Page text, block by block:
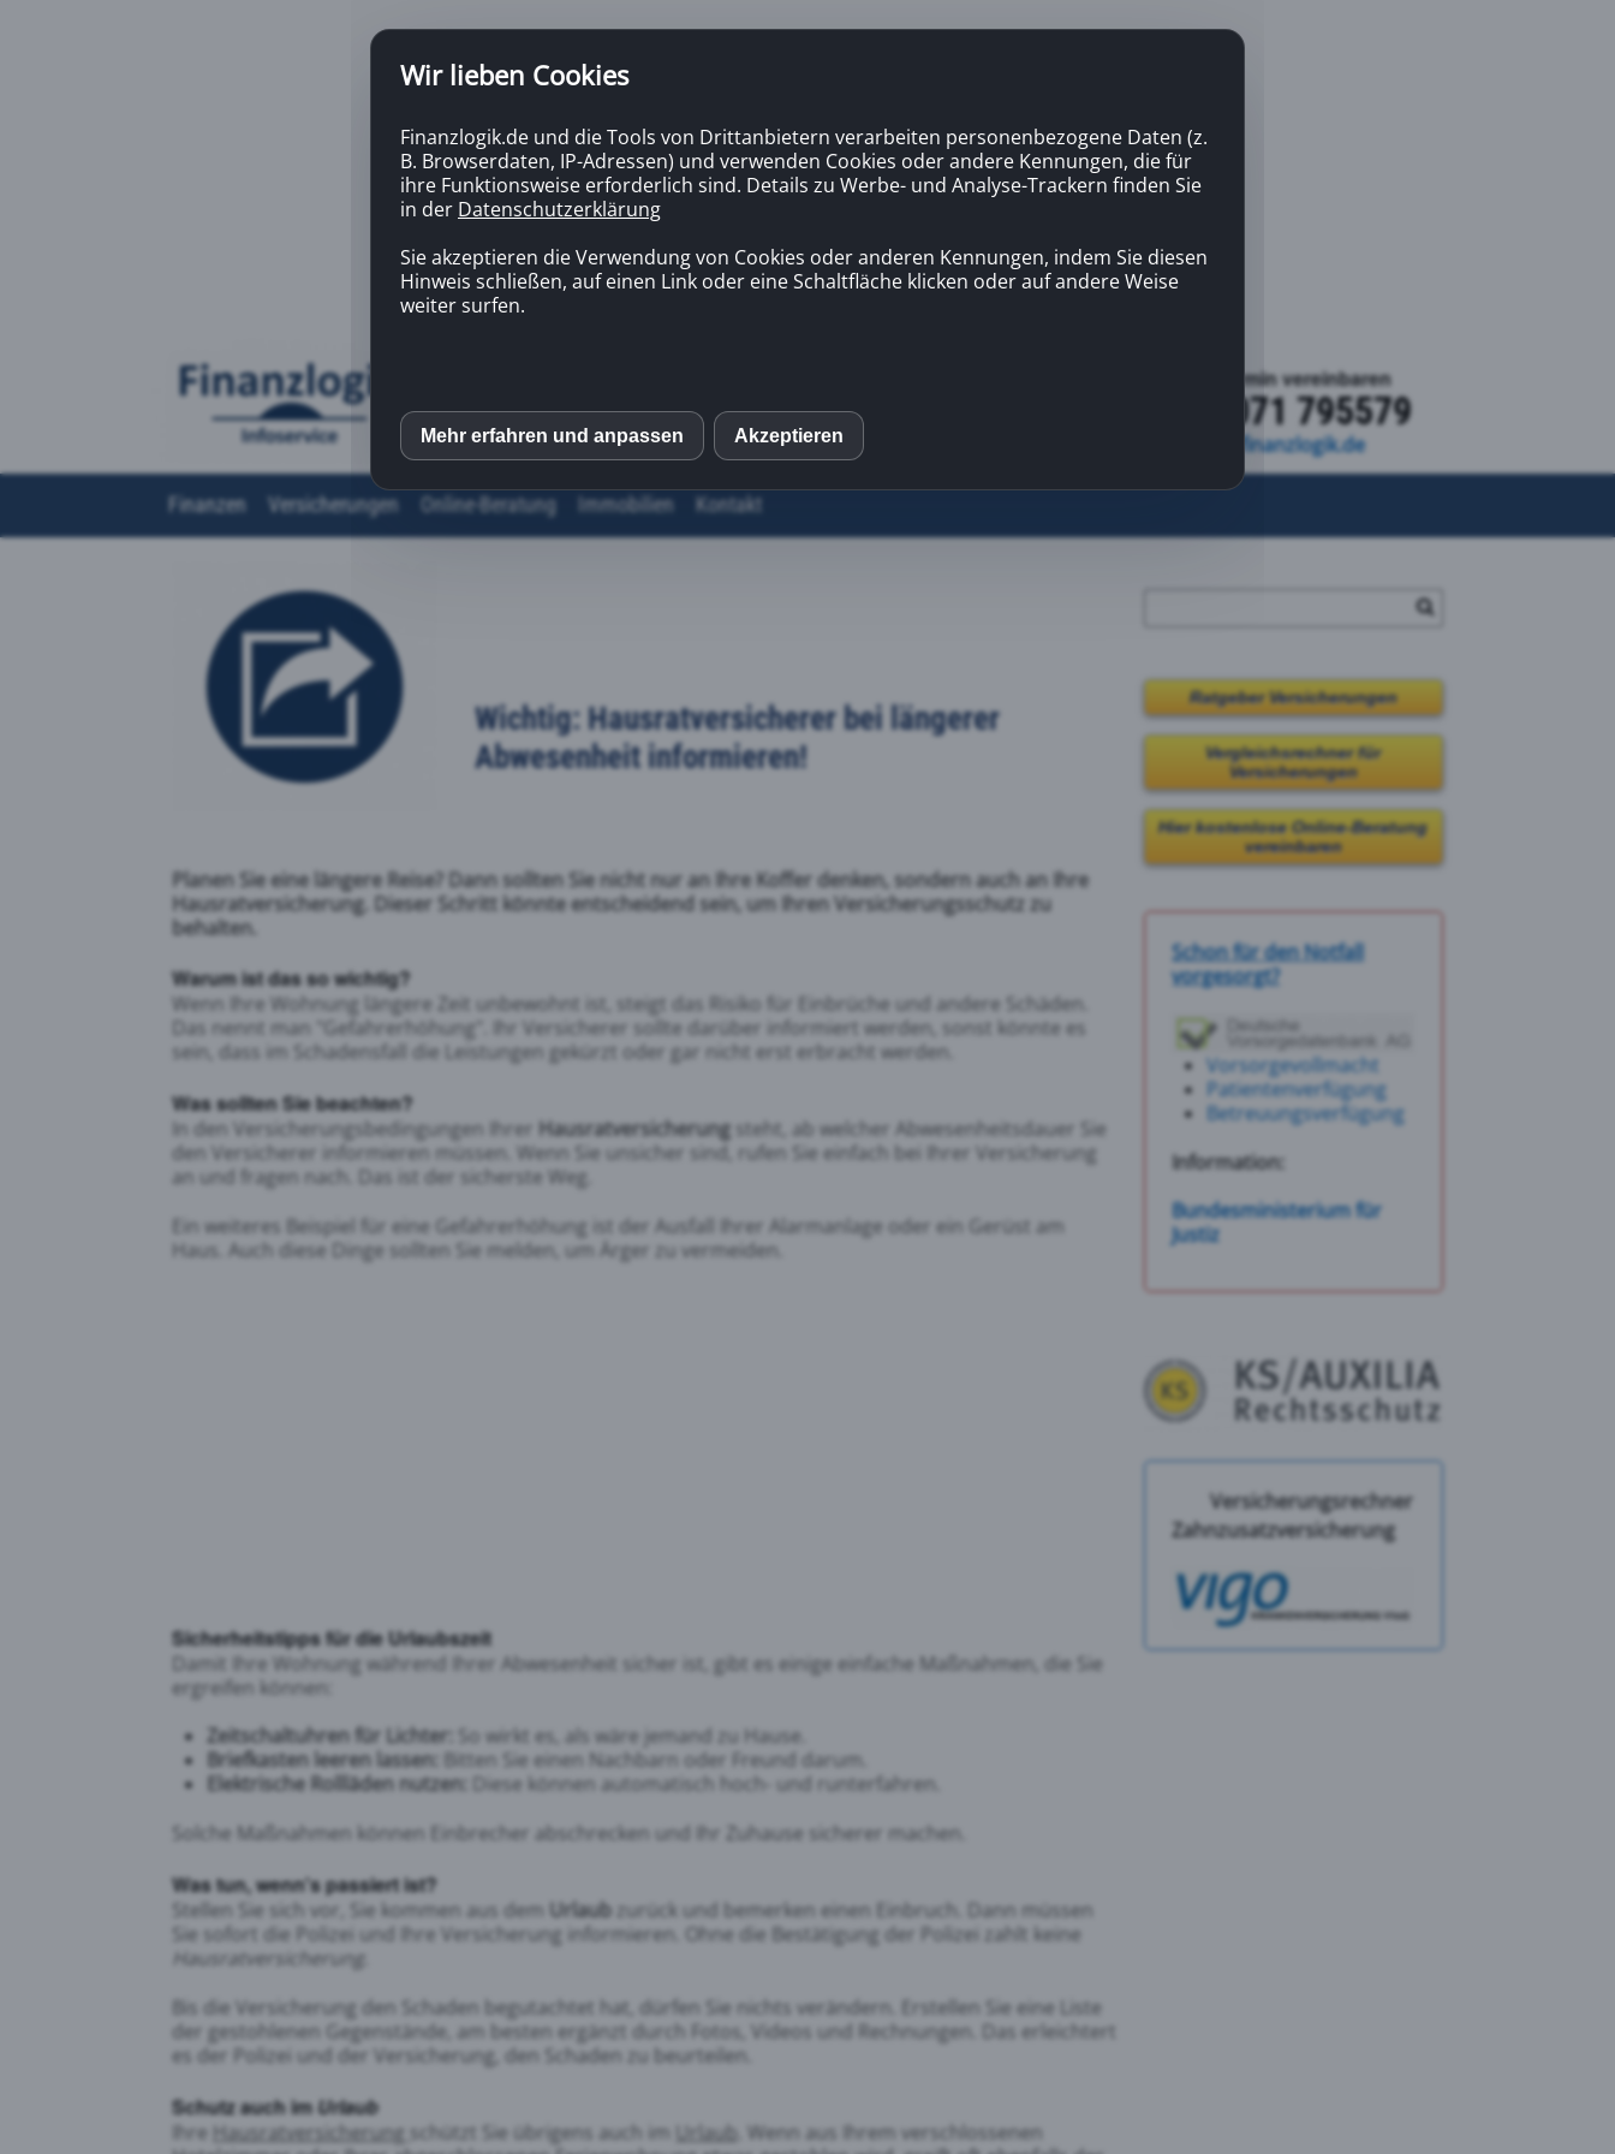
Kontakt | Termin vereinbaren
+49 7071 795579
kontakt@finanzlogik.de
Finanzen Versicherungen Online-Beratung Immobilien Kontakt
Wichtig: Hausratversicherer bei längerer
Abwesenheit informieren!
Planen Sie eine längere Reise? Dann sollten Sie nicht nur an Ihre Koffer denken, sondern auch an Ihre
Hausratversicherung. Dieser Schritt könnte entscheidend sein, um Ihren Versicherungsschutz zu
behalten.
Warum ist das so wichtig?
Wenn Ihre Wohnung längere Zeit unbewohnt ist, steigt das Risiko für Einbrüche und andere Schäden.
Das nennt man "Gefahrerhöhung". Ihr Versicherer sollte darüber informiert werden, sonst könnte es
sein, dass im Schadensfall die Leistungen gekürzt oder gar nicht erst erbracht werden.
Was sollten Sie beachten?
In den Versicherungsbedingungen Ihrer Hausratversicherung steht, ab welcher Abwesenheitsdauer Sie
den Versicherer informieren müssen. Wenn Sie unsicher sind, rufen Sie einfach bei Ihrer Versicherung
an und fragen nach. Das ist der sicherste Weg.
Ein weiteres Beispiel für eine Gefahrerhöhung ist der Ausfall Ihrer Alarmanlage oder ein Gerüst am
Haus. Auch diese Dinge sollten Sie melden, um Ärger zu vermeiden.
Sicherheitstipps für die Urlaubszeit
Damit Ihre Wohnung während Ihrer Abwesenheit sicher ist, gibt es einige einfache Maßnahmen, die Sie
ergreifen können:
Zeitschaltuhren für Lichter:
So wirkt es, als wäre jemand zu Hause.
Briefkasten leeren lassen:
Bitten Sie einen Nachbarn oder Freund darum.
Elektrische Rollläden nutzen:
Diese können automatisch hoch- und runterfahren.
Solche Maßnahmen können Einbrecher abschrecken und Ihr Zuhause sicherer machen.
Was tun, wenn's passiert ist?
Stellen Sie sich vor, Sie kommen aus dem Urlaub zurück und bemerken einen Einbruch. Dann müssen
Sie sofort die Polizei und Ihre Versicherung informieren. Ohne die Bestätigung der Polizei zahlt keine
Hausratversicherung
Bis die Versicherung den Schaden begutachtet hat, dürfen Sie nichts verändern. Erstellen Sie eine Liste
der gestohlenen Gegenstände, am besten ergänzt durch Fotos, Videos und Rechnungen. Das erleichtert
es der Polizei und der Versicherung, den Schaden zu beurteilen.
Schutz auch imUrlaub
Ihre Hausratversicherung schützt Sie übrigens auch im Urlaub . Wenn aus Ihrem verschlossenen
Ratgeber Versicherungen
Vergleichsrechner für
Versicherungen
Hier kostenlose Online-Beratung
vereinbaren
Schon für den Notfall
vorgesorgt?
Vorsorgevollmacht
Patientenverfügung
Betreuungsverfügung
Information:
Bundesministerium für
Justiz
Versicherungsrechner
Zahnzusatzversicherung
Wir lieben Cookies
Finanzlogik.de und die Tools von Drittanbietern verarbeiten personenbezogene Daten (z.
B. Browserdaten, IP-Adressen) und verwenden Cookies oder andere Kennungen, die für
ihre Funktionsweise erforderlich sind. Details zu Werbe- und Analyse-Trackern finden Sie
in der Datenschutzerklärung
Sie akzeptieren die Verwendung von Cookies oder anderen Kennungen, indem Sie diesen
Hinweis schließen, auf einen Link oder eine Schaltfläche klicken oder auf andere Weise
weiter surfen.
inCMS
Facebook
Google Analytics
Mehr erfahren und anpassen Akzeptieren